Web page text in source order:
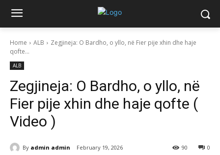
Home ALB
Zegjineja: O Bardho, o yllo, në Fier pije xhin dhe haje
qofte...
ALB
Zegjineja: O Bardho, o yllo, në
Fier pije xhin dhe haje qofte (
Video )
By admin admin February 19, 2026 0
90